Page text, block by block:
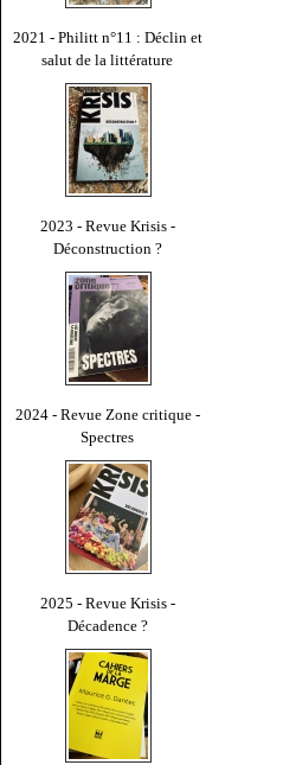
2021 - Philitt n°11 : Déclin et
salut de la littérature
2023 - Revue Krisis -
Déconstruction ?
2024 - Revue Zone critique -
Spectres
2025 - Revue Krisis -
Décadence ?